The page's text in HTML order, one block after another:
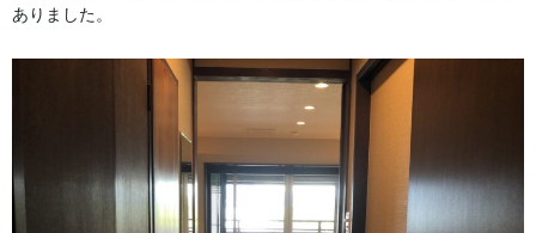
ありました。